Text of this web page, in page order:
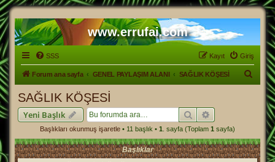
www.errufai.com
SSS Giriş
Kayıt
Forum ana sayfa GENEL PAYLAŞIM ALANI SAĞLIK KÖŞESİ
SAĞLIK KÖŞESİ
Yeni Başlık Ara Gelişmiş arama
Başlıkları okunmuş işaretle • 11 başlık • 1 . sayfa (Toplam 1 sayfa)
Başlıklar